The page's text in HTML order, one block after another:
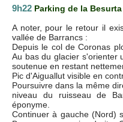
9h22 Parking de la Besurta
A noter, pour le retour il
vallée de Barrancs :
Depuis le col de Coronas
Au bas du glacier s'orienter
soutenue en restant
Pic d'Aiguallut visible en
Poursuivre dans la même
niveau du ruisseau de
éponyme.
Continuer à gauche (Nord)